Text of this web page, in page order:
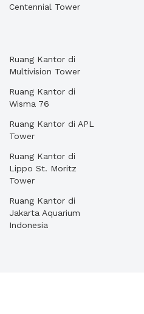
Centennial Tower
Ruang Kantor di
Multivision Tower
Ruang Kantor di
Wisma 76
Ruang Kantor di APL
Tower
Ruang Kantor di
Lippo St. Moritz
Tower
Ruang Kantor di
Jakarta Aquarium
Indonesia